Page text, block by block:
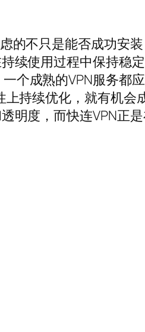
的不只是能否成功安
续使用过程中保持稳
个成熟的VPN服务都
持续优化，就有机
明度，而快连VPN正